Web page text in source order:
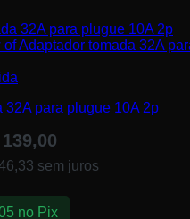
​32A para plugue 10A ​2p
139,00
sem juros
no Pix